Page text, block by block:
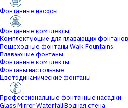
Фонтанные насосы
Фонтанные комплексы
Комплектующие для плавающих фонтанов
Пешеходные фонтаны Walk Fountains
Плавающие фонтаны
Фонтанные комплекты
Фонтаны настольные
Цветодинамические фонтаны
Профессиональные фонтанные насадки
Glass Mirror Waterfall Водная стена